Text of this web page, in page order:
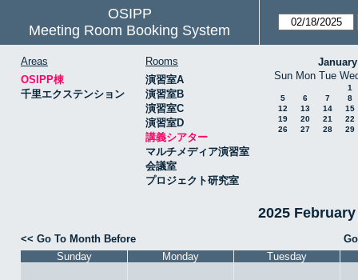
OSIPP
Meeting Room Booking System
Areas
OSIPP棟
千里エクステンション
Rooms
演習室A
演習室B
演習室C
演習室D
講義シアター
マルチメディア演習室
会議室
プロジェクト研究室
Sun Mon Tue
1
5
6 7
8
12
13 14
15
19
20 21
22
26
27 28 29
2025 February
<< Go To Month Before
Sunday
Monday Tuesday